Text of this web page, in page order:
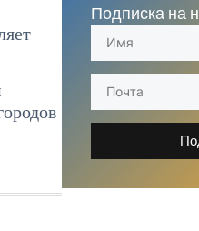
Подписка на